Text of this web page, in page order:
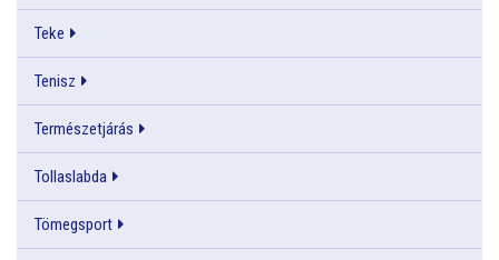
Teke
Tenisz
Természetjárás
Tollaslabda
Tömegsport